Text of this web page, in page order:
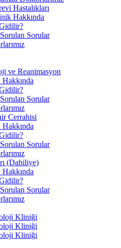
Hastalıkları
Hakkında
Sorulan Sorular
ve Reanimasyon
Sorulan Sorular
Cerrahisi
Sorulan Sorular
(Dahiliye)
Sorulan Sorular
Kliniği
Kliniği
Kliniği